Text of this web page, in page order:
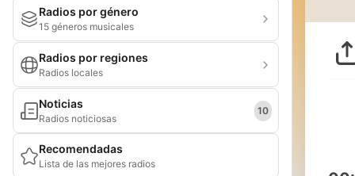
Radios por género
15 géneros musicales
Radios por regiones
Radios locales
Noticias
Radios noticiosas
10
Recomendadas
Lista de las mejores radios